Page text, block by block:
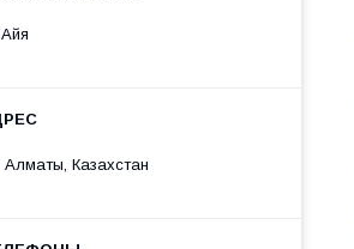
Айя
Алматы, Казахстан